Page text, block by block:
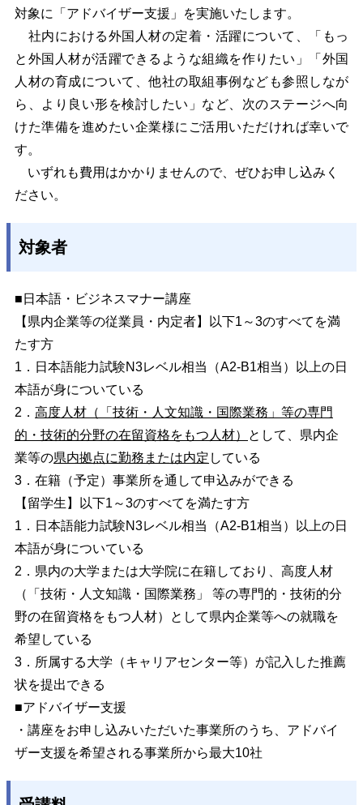
対象に「アドバイザー支援」を実施いたします。
社内における外国人材の定着・活躍について、「もっ
と外国人材が活躍できるような組織を作りたい」「外国
人材の育成について、他社の取組事例なども参照しなが
ら、より良い形を検討したい」など、次のステージへ向
けた準備を進めたい企業様にご活用いただければ幸いで
す。
いずれも費用はかかりませんので、ぜひお申し込みく
ださい。
対象者
■日本語・ビジネスマナー講座
【県内企業等の従業員・内定者】以下1～3のすべてを満
たす方
1．日本語能力試験N3レベル相当（A2-B1相当）以上の日
本語が身についている
2． 高度人材（「技術・人文知識・国際業務」等の専門
的・技術的分野の在留資格をもつ人材）
として、県内企
業等の県内拠点に勤務または内定 している
3．在籍（予定）事業所を通して申込みができる
【留学生】以下1～3のすべてを満たす方
1．日本語能力試験N3レベル相当（A2-B1相当）以上の日
本語が身についている
2．県内の大学または大学院に在籍しており、高度人材
（「技術・人文知識・国際業務」 等の専門的・技術的分
野の在留資格をもつ人材）として県内企業等への就職を
希望している
3．所属する大学（キャリアセンター等）が記入した推薦
状を提出できる
■アドバイザー支援
・講座をお申し込みいただいた事業所のうち、アドバイ
ザー支援を希望される事業所から最大10社